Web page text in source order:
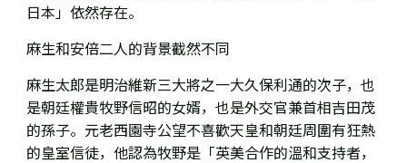
日本」依然存在。
麻生和安倍二人的背景截然不同
麻生太郎是明治維新三大將之一大久保利通的次子，也
是朝廷權貴牧野信昭的女婿，也是外交官兼首相吉田茂
的孫子。元老西園寺公望不喜歡天皇和朝廷周圍有狂熱
的皇室信徒，他認為牧野是「英美合作的溫和支持者，